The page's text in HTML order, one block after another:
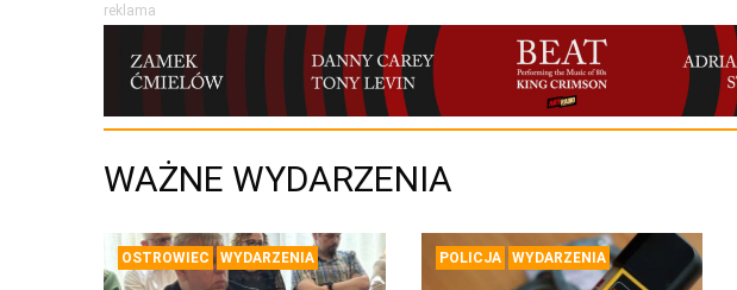
reklama
WAŻNE WYDARZENIA
OSTROWIEC WYDARZENIA POLICJA WYDARZENIA